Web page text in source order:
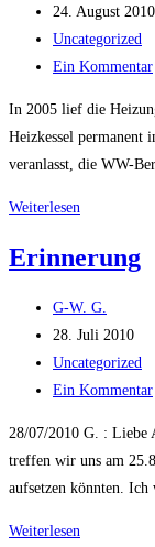
Autor:
Beitrag
veröffentlicht:
24. August 2010
Beitrags-
Kategorie:
Uncategorized
Beitrags-
Ein Kommentar
In 2005 lief die
Heizkessel permanent
veranlasst, die WW-
Weiterlesen
2010
Erinnerung
Beitrags-
Autor:
G-W. G.
Beitrag
veröffentlicht:
28. Juli 2010
Beitrags-
Kategorie:
Uncategorized
Beitrags-
Ein Kommentar
28/07/2010 G. : Liebe
treffen wir uns am
aufsetzen könnten.
Weiterlesen